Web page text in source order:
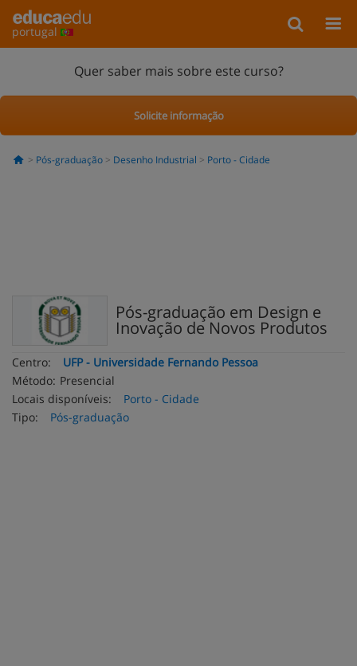
portugal
Quer saber mais sobre este curso?
Solicite informação
Pós-graduação Desenho Industrial Porto - Cidade
Pós-graduação em Design e
Inovação de Novos Produtos
Centro:
UFP - Universidade Fernando Pessoa
Método: Presencial
Locais disponíveis:
Porto - Cidade
Tipo:
Pós-graduação